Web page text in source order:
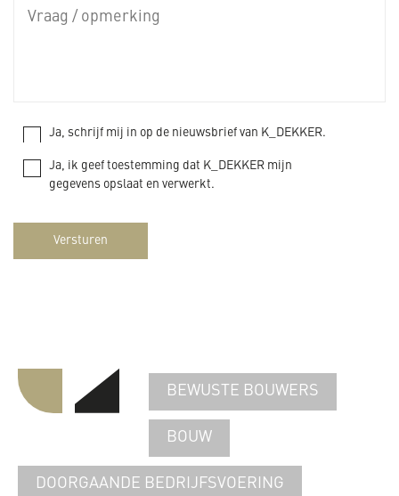
Ja, schrijf mij in op de nieuwsbrief van K_DEKKER.
Ja, ik geef toestemming dat K_DEKKER mijn
gegevens opslaat en verwerkt.
Versturen
BEWUSTE BOUWERS
BOUW
DOORGAANDE BEDRIJFSVOERING